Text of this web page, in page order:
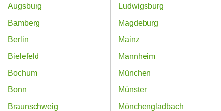
Augsburg
Bamberg
Berlin
Bielefeld
Bochum
Bonn
Braunschweig
Ludwigsburg
Magdeburg
Mainz
Mannheim
München
Münster
Mönchengladbach